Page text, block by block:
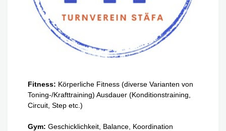
Fitness: Körperliche Fitness (diverse Varianten von
Toning-/Krafttraining) Ausdauer (Konditionstraining,
Circuit, Step etc.)
Gym: Geschicklichkeit, Balance, Koordination